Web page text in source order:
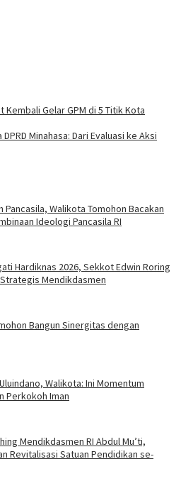
Kembali Gelar GPM di 5 Titik Kota
Minahasa: Dari Evaluasi ke Aksi
Pancasila, Walikota Tomohon Bacakan
Ideologi Pancasila RI
Hardiknas 2026, Sekkot Edwin Roring
Mendikdasmen
Bangun Sinergitas dengan
Walikota: Ini Momentum
Perkokoh Iman
Mendikdasmen RI Abdul Mu’ti,
Revitalisasi Satuan Pendidikan se-